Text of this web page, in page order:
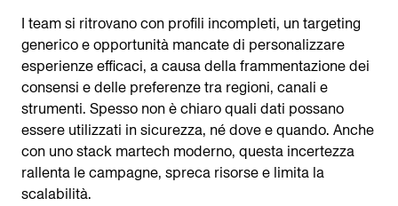
I team si ritrovano con profili incompleti, un targeting
generico e opportunità mancate di personalizzare
esperienze efficaci, a causa della frammentazione dei
consensi e delle preferenze tra regioni, canali e
strumenti. Spesso non è chiaro quali dati possano
essere utilizzati in sicurezza, né dove e quando. Anche
con uno stack martech moderno, questa incertezza
rallenta le campagne, spreca risorse e limita la
scalabilità.